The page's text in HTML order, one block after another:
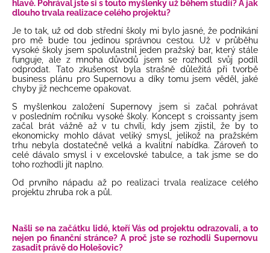
hlavě. Pohrával jste si s touto myšlenky už během studií? A jak
dlouho trvala realizace celého projektu?
Je to tak, už od dob střední školy mi bylo jasné, že podnikání
pro mě bude tou jedinou správnou cestou. Už v průběhu
vysoké školy jsem spoluvlastnil jeden pražský bar, který stále
funguje, ale z mnoha důvodů jsem se rozhodl svůj podíl
odprodat. Tato zkušenost byla strašně důležitá při tvorbě
business plánu pro Supernovu a díky tomu jsem věděl, jaké
chyby již nechceme opakovat.
S myšlenkou založení Supernovy jsem si začal pohrávat
v posledním ročníku vysoké školy. Koncept s croissanty jsem
začal brát vážně až v tu chvíli, kdy jsem zjistil, že by to
ekonomicky mohlo dávat veliký smysl, jelikož na pražském
trhu nebyla dostatečně velká a kvalitní nabídka. Zároveň to
celé dávalo smysl i v excelovské tabulce, a tak jsme se do
toho rozhodli jít naplno.
Od prvního nápadu až po realizaci trvala realizace celého
projektu zhruba rok a půl.
Našli se na začátku lidé, kteří Vás od projektu odrazovali, a to
nejen po finanční stránce? A proč jste se rozhodli Supernovu
zasadit právě do Holešovic?